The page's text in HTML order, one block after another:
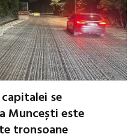
se
Muncești este
tronsoane